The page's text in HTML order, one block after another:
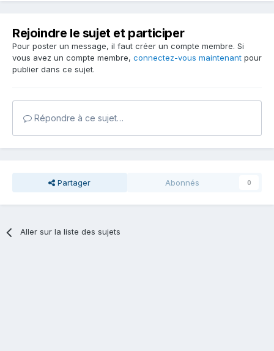
Rejoindre le sujet et participer
Pour poster un message, il faut créer un compte membre. Si
vous avez un compte membre, connectez-vous maintenant pour
publier dans ce sujet.
Répondre à ce sujet…
Partager Abonnés 0
Aller sur la liste des sujets